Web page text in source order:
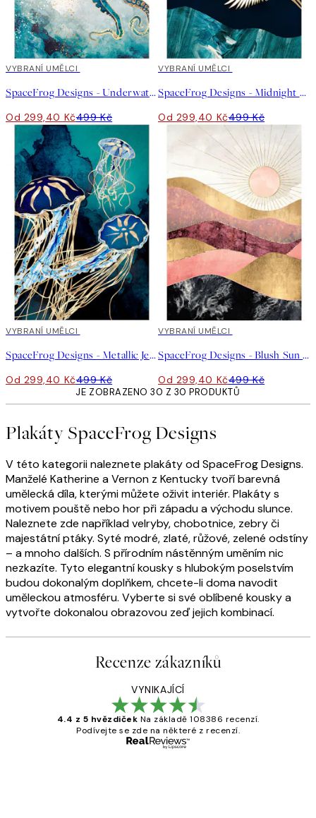
40%*
VYBRANÍ UMĚLCI
SpaceFrog Designs - Underwater Dream V Plakát
Od 299,40 Kč499 Kč
40%*
VYBRANÍ UMĚLCI
SpaceFrog Designs - Midnight Cranes Plakát
Od 299,40 Kč499 Kč
40%*
VYBRANÍ UMĚLCI
SpaceFrog Designs - Metallic Jellyfish III Plakát
Od 299,40 Kč499 Kč
40%*
VYBRANÍ UMĚLCI
SpaceFrog Designs - Blush Sun Plakát
Od 299,40 Kč499 Kč
JE ZOBRAZENO 30 Z 30 PRODUKTŮ
Plakáty SpaceFrog Designs
V této kategorii naleznete plakáty od SpaceFrog Designs.
Manželé Katherine a Vernon z Kentucky tvoří barevná
umělecká díla, kterými můžete oživit interiér. Plakáty s
motivem pouště nebo hor při západu a východu slunce.
Naleznete zde například velryby, chobotnice, zebry či
majestátní ptáky. Syté modré, zlaté, růžové, zelené odstíny
– a mnoho dalších. S přírodním nástěnným uměním nic
nezkazíte. Tyto elegantní kousky s hlubokým poselstvím
budou dokonalým doplňkem, chcete-li doma navodit
uměleckou atmosféru. Vyberte si své oblíbené kousky a
vytvořte dokonalou obrazovou zeď jejich kombinací.
Recenze zákazníků
VYNIKAJÍCÍ
4.4 z 5 hvězdiček Na základě 108386 recenzí.
Podívejte se zde na některé z recenzí.